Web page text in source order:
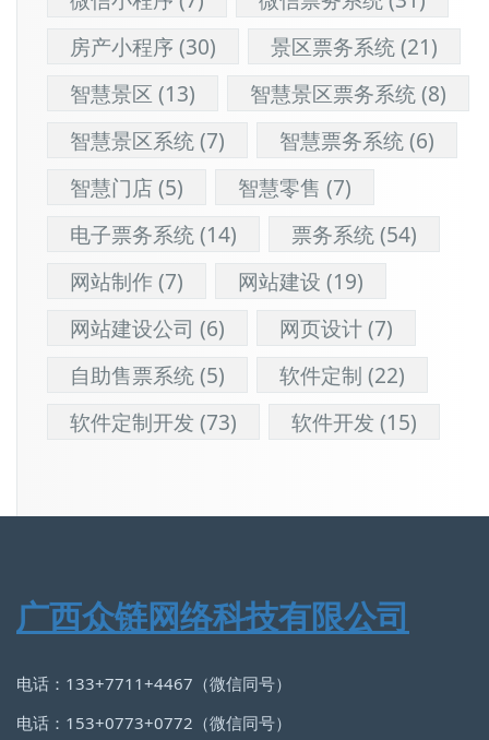
房产小程序(30) 景区票务系统(21)
智慧景区(13) 智慧景区票务系统(8)
智慧景区系统(7) 智慧票务系统(6)
智慧门店(5) 智慧零售 (7)
电子票务系统(14) 票务系统(54)
网站制作(7) 网站建设 (19)
网站建设公司 (6) 网页设计(7)
自助售票系统(5) 软件定制 (22)
软件定制开发 (73) 软件开发 (15)
广西众链网络科技有限公司
电话：133+7711+4467（微信同号）
电话：153+0773+0772（微信同号）